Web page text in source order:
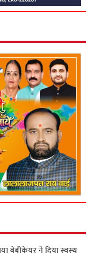
बेबीकेयर ने दिया स्वस्थ